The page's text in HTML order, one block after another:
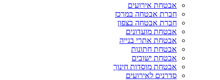
אבטחת אירועים
חברת אבטחה במרכז
חברת אבטחה בצפון
אבטחת מועדונים
אבטחת אתרי בנייה
אבטחת חתונות
אבטחת ישובים
אבטחת מוסדות חינוך
סדרנים לאירועים